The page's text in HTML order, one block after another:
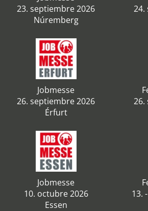
23. septiembre 2026
Núremberg
24.
Jobmesse
26. septiembre 2026
Érfurt
26.
Jobmesse
10. octubre 2026
Essen
13.